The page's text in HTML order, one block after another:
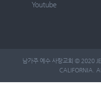
Youtube
남가주 예수 사랑교회 © 2020
CALIFORNIA.